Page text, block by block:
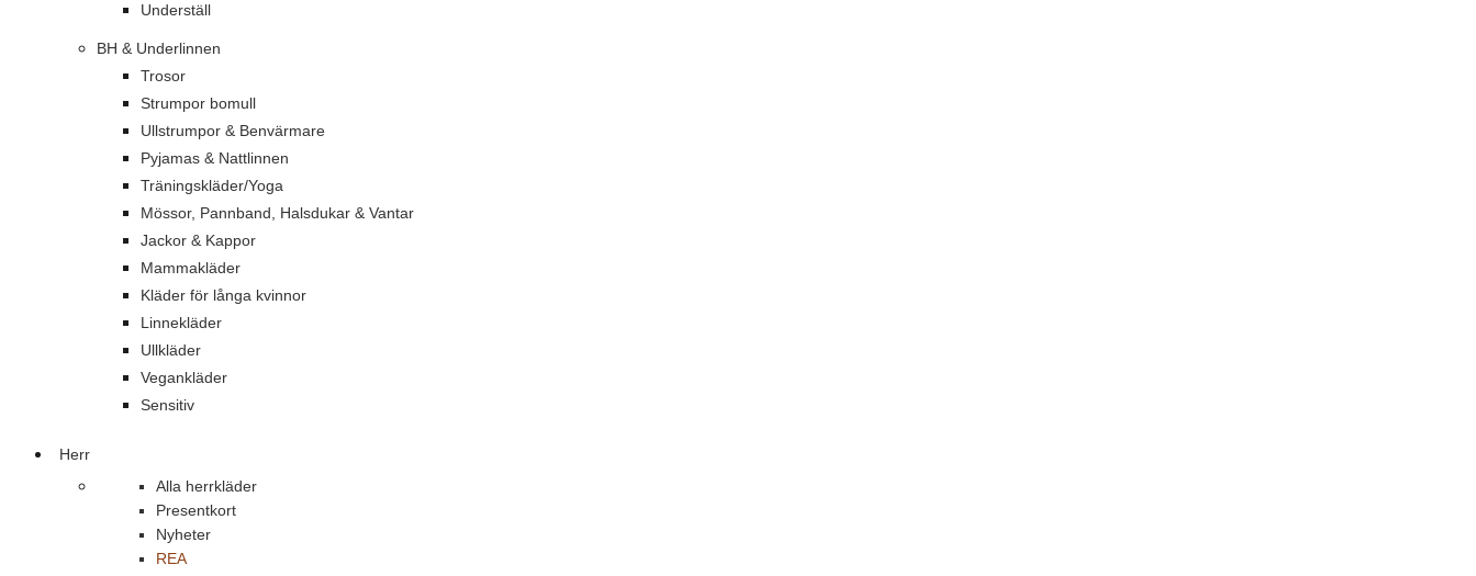
Underställ
BH & Underlinnen
Trosor
Strumpor bomull
Ullstrumpor & Benvärmare
Pyjamas & Nattlinnen
Träningskläder/Yoga
Mössor, Pannband, Halsdukar & Vantar
Jackor & Kappor
Mammakläder
Kläder för långa kvinnor
Linnekläder
Ullkläder
Vegankläder
Sensitiv
Herr
Alla herrkläder
Presentkort
Nyheter
REA